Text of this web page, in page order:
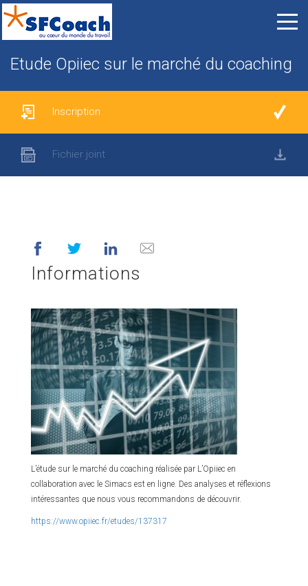
Etude Opiiec sur le marché du coaching
Inscription
Fichier joint
Informations
L’étude sur le marché du coaching réalisée par L’Opiiec en
collaboration avec le Simacs est en ligne. Des analyses et réflexions
intéressantes que nous vous recommandons de découvrir.
https://www.opiiec.fr/etudes/137317